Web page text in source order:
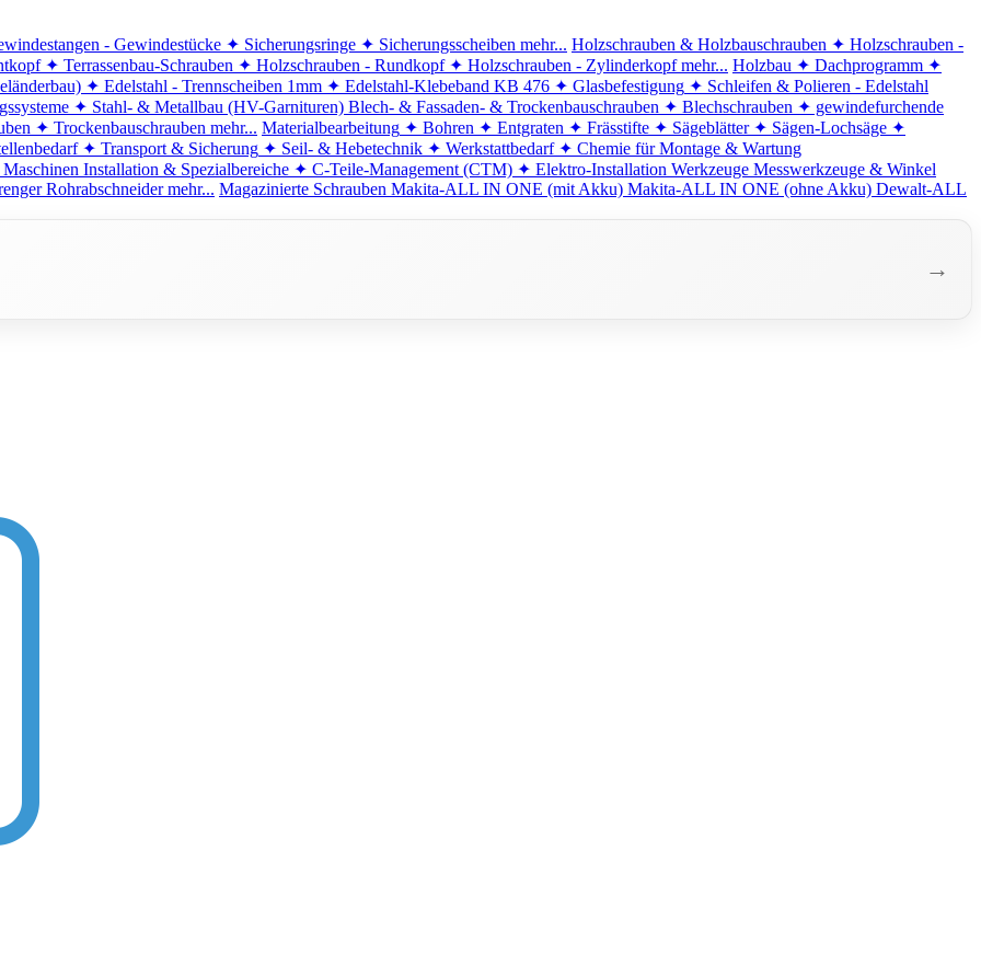
- Gewindestücke ✦ Sicherungsringe ✦ Sicherungsscheiben mehr... Holzschrauben & Holzbauschrauben ✦ Holzschrauben -
✦ Terrassenbau-Schrauben ✦ Holzschrauben - Rundkopf ✦ Holzschrauben - Zylinderkopf mehr... Holzbau ✦ Dachprogramm ✦
✦ Edelstahl - Trennscheiben 1mm ✦ Edelstahl-Klebeband KB 476 ✦ Glasbefestigung ✦ Schleifen & Polieren - Edelstahl
✦ Stahl- & Metallbau (HV-Garnituren) Blech- & Fassaden- & Trockenbauschrauben ✦ Blechschrauben ✦ gewindefurchende
✦ Trockenbauschrauben mehr... Materialbearbeitung ✦ Bohren ✦ Entgraten ✦ Frässtifte ✦ Sägeblätter ✦ Sägen-Lochsäge ✦
✦ Transport & Sicherung ✦ Seil- & Hebetechnik ✦ Werkstattbedarf ✦ Chemie für Montage & Wartung
Installation & Spezialbereiche ✦ C-Teile-Management (CTM) ✦ Elektro-Installation Werkzeuge Messwerkzeuge & Winkel
Rohrabschneider mehr... Magazinierte Schrauben Makita-ALL IN ONE (mit Akku) Makita-ALL IN ONE (ohne Akku) Dewalt-ALL
→